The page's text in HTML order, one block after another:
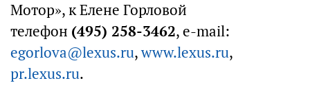
Мотор», к Елене Горловой
телефон (495) 258-3462, e-mail:
egorlova@lexus.ru,www.lexus.ru,
pr.lexus.ru.